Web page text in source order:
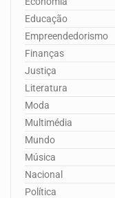
Educação
Empreendedorismo
Finanças
Justiça
Literatura
Moda
Multimédia
Mundo
Música
Nacional
Política